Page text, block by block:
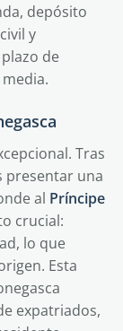
depósito
y
de
Tras
presentar una
al Príncipe
crucial:
lo que
Esta
expatriados,